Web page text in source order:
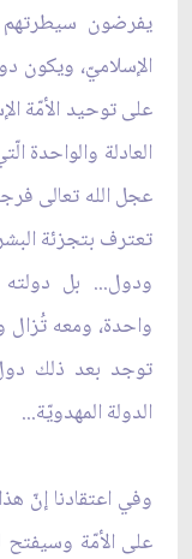
يفرضون
الإسلاميّ، ويكون
على توحيد الأمّة
العادلة والواحدة
عجل الله تعالى
تعترف بتجزئة
ودول... بل دولته
واحدة، ومعه تُزال
توجد بعد ذلك
الدولة المهدويّة...
وفي اعتقادنا إنّ
على الأمّة وسيفتح